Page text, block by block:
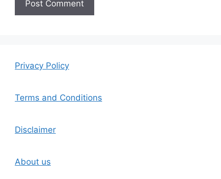
Privacy Policy
Terms and Conditions
Disclaimer
About us